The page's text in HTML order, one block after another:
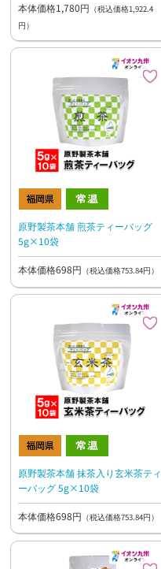
本体価格1,780円 （税込価格1,922.4
円）
原野製茶本舗 煎茶ティーバッグ
5g×10袋
本体価格698円 （税込価格753.84円）
原野製茶本舗 抹茶入り玄米茶ティ
ーバッグ 5g×10袋
本体価格698円 （税込価格753.84円）